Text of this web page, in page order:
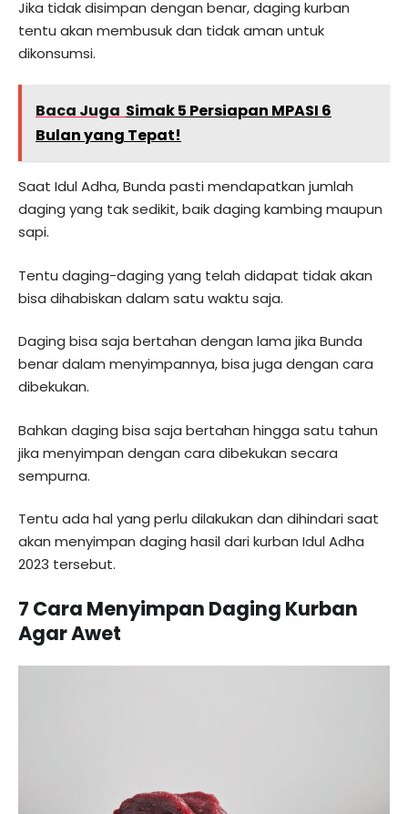
Jika tidak disimpan dengan benar, daging kurban
tentu akan membusuk dan tidak aman untuk
dikonsumsi.
Baca Juga Simak 5 Persiapan MPASI 6
Bulan yang Tepat!
Saat Idul Adha, Bunda pasti mendapatkan jumlah
daging yang tak sedikit, baik daging kambing maupun
sapi.
Tentu daging-daging yang telah didapat tidak akan
bisa dihabiskan dalam satu waktu saja.
Daging bisa saja bertahan dengan lama jika Bunda
benar dalam menyimpannya, bisa juga dengan cara
dibekukan.
Bahkan daging bisa saja bertahan hingga satu tahun
jika menyimpan dengan cara dibekukan secara
sempurna.
Tentu ada hal yang perlu dilakukan dan dihindari saat
akan menyimpan daging hasil dari kurban Idul Adha
2023 tersebut.
7 Cara Menyimpan Daging Kurban
Agar Awet